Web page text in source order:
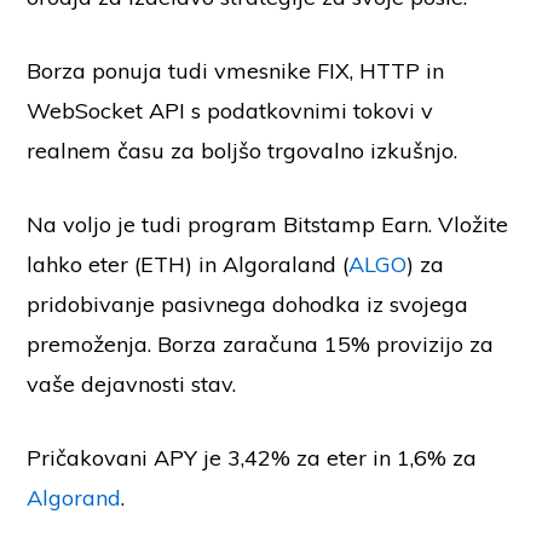
Borza ponuja tudi vmesnike FIX, HTTP in
WebSocket API s podatkovnimi tokovi v
realnem času za boljšo trgovalno izkušnjo.
Na voljo je tudi program Bitstamp Earn. Vložite
lahko eter (ETH) in Algoraland (ALGO) za
pridobivanje pasivnega dohodka iz svojega
premoženja. Borza zaračuna 15% provizijo za
vaše dejavnosti stav.
Pričakovani APY je 3,42% za eter in 1,6% za
Algorand.